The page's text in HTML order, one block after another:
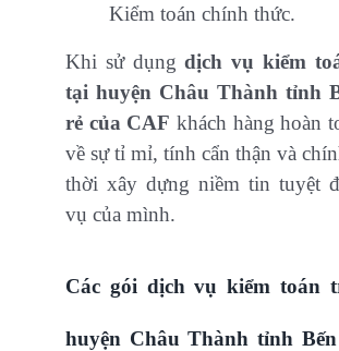
Kiểm toán chính thức.
Khi sử dụngdịch vụ kiểm
tại huyện Châu Thành tỉnh
rẻ của CAF khách hàng hoàn
về sự tỉ mỉ, tính cẩn thận và
thời xây dựng niềm tin tuyệt
vụ của mình.
Các gói dịch vụ kiểm toán
huyện Châu Thành tỉnh